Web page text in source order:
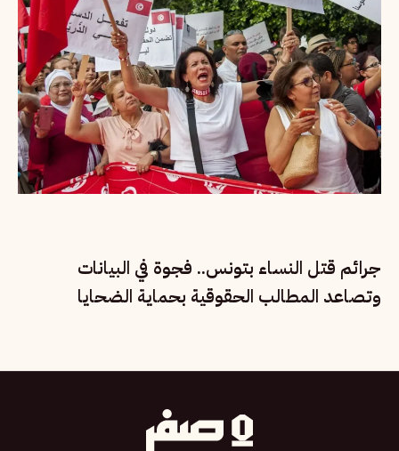
جرائم قتل النساء بتونس.. فجوة في البيانات
وتصاعد المطالب الحقوقية بحماية الضحايا